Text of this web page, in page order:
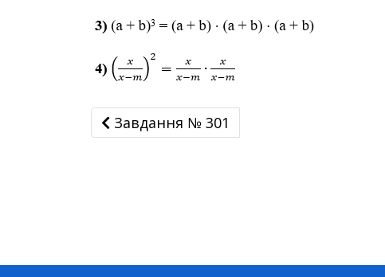
Завдання № 301
Завдання № 301